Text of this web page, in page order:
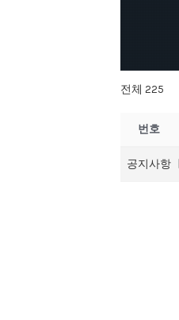
전체 225
번호
공지사항